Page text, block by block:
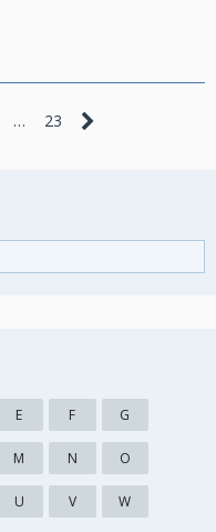
… 23
E F G
M N O
U V W